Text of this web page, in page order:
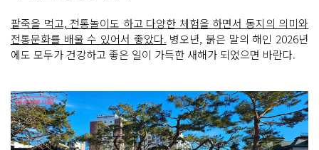
팥죽을 먹고, 전통놀이도 하고 다양한 체험을 하면서 동지의 의미와
전통문화를 배울 수 있어서 좋았다. 병오년, 붉은 말의 해인 2026년
에도 모두가 건강하고 좋은 일이 가득한 새해가 되었으면 바란다.